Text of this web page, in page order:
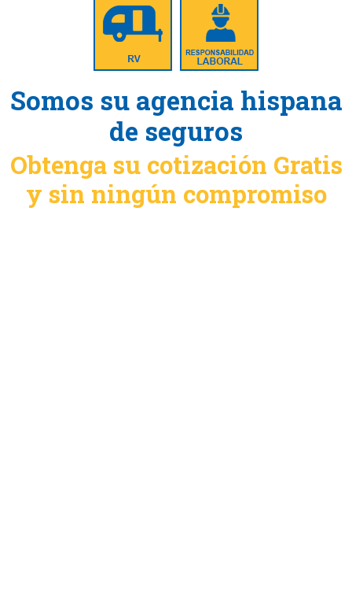
Somos su agencia hispana
de seguros
Obtenga su cotización Gratis
y sin ningún compromiso